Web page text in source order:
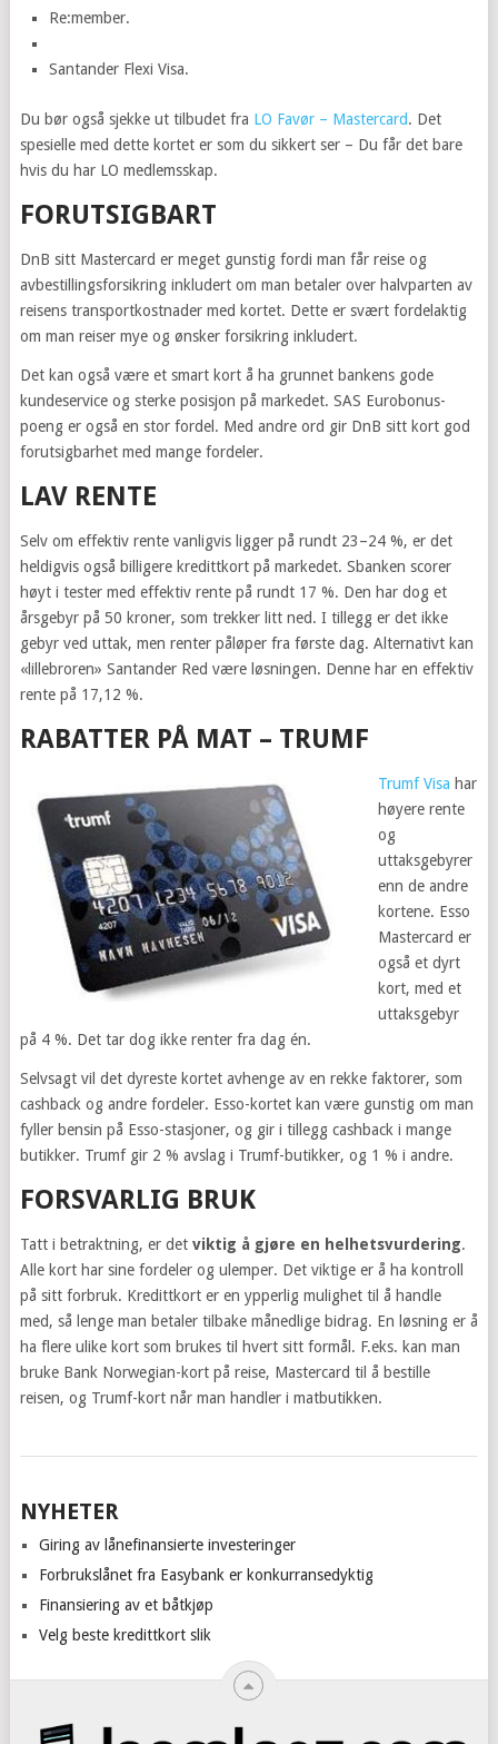
Re:member.
Santander Flexi Visa.
Du bør også sjekke ut tilbudet fra LO Favør – Mastercard. Det
spesielle med dette kortet er som du sikkert ser – Du får det bare
hvis du har LO medlemsskap.
FORUTSIGBART
DnB sitt Mastercard er meget gunstig fordi man får reise og
avbestillingsforsikring inkludert om man betaler over halvparten av
reisens transportkostnader med kortet. Dette er svært fordelaktig
om man reiser mye og ønsker forsikring inkludert.
Det kan også være et smart kort å ha grunnet bankens gode
kundeservice og sterke posisjon på markedet. SAS Eurobonus-
poeng er også en stor fordel. Med andre ord gir DnB sitt kort god
forutsigbarhet med mange fordeler.
LAV RENTE
Selv om effektiv rente vanligvis ligger på rundt 23–24 %, er det
heldigvis også billigere kredittkort på markedet. Sbanken scorer
høyt i tester med effektiv rente på rundt 17 %. Den har dog et
årsgebyr på 50 kroner, som trekker litt ned. I tillegg er det ikke
gebyr ved uttak, men renter påløper fra første dag. Alternativt kan
«lillebroren» Santander Red være løsningen. Denne har en effektiv
rente på 17,12 %.
RABATTER PÅ MAT – TRUMF
Trumf Visa har
høyere rente
og
uttaksgebyrer
enn de andre
kortene. Esso
Mastercard er
også et dyrt
kort, med et
uttaksgebyr
på 4 %. Det tar dog ikke renter fra dag én.
Selvsagt vil det dyreste kortet avhenge av en rekke faktorer, som
cashback og andre fordeler. Esso-kortet kan være gunstig om man
fyller bensin på Esso-stasjoner, og gir i tillegg cashback i mange
butikker. Trumf gir 2 % avslag i Trumf-butikker, og 1 % i andre.
FORSVARLIG BRUK
Tatt i betraktning, er det viktig å gjøre en helhetsvurdering.
Alle kort har sine fordeler og ulemper. Det viktige er å ha kontroll
på sitt forbruk. Kredittkort er en ypperlig mulighet til å handle
med, så lenge man betaler tilbake månedlige bidrag. En løsning er å
ha flere ulike kort som brukes til hvert sitt formål. F.eks. kan man
bruke Bank Norwegian-kort på reise, Mastercard til å bestille
reisen, og Trumf-kort når man handler i matbutikken.
POSTS
NAVIGATION
NYHETER
Giring av lånefinansierte investeringer
Forbrukslånet fra Easybank er konkurransedyktig
Finansiering av et båtkjøp
Velg beste kredittkort slik